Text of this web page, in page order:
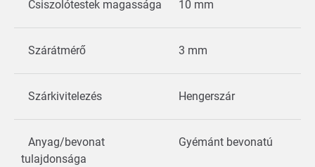
Csiszolótestek magassága 10 mm
Szárátmérő 3 mm
Szárkivitelezés Hengerszár
Anyag/bevonat
tulajdonsága
Gyémánt bevonatú